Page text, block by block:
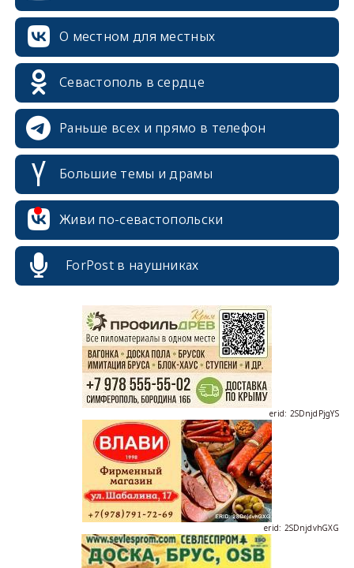
О местном для местных
Севастополь в сердце
Раньше всех и прямо в телефон
Большие темы и драмы
Живи по-севастопольски
ForPost в наушниках
erid: 2SDnjdPjgYS
erid: 2SDnjdvhGXG